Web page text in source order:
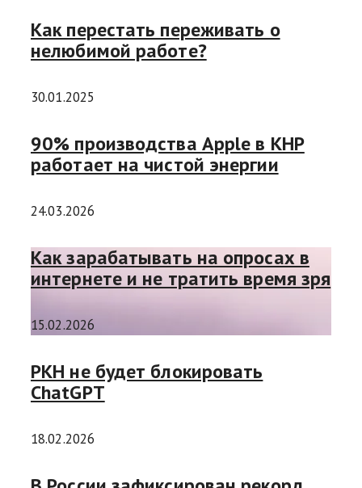
Как перестать переживать о
нелюбимой работе?
30.01.2025
90% производства Apple в КНР
работает на чистой энергии
24.03.2026
Как зарабатывать на опросах в
интернете и не тратить время зря
15.02.2026
РКН не будет блокировать
ChatGPT
18.02.2026